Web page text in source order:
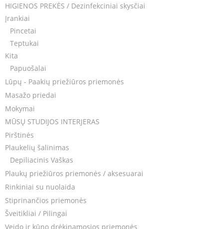
HIGIENOS PREKĖS / Dezinfekciniai skysčiai
Įrankiai
Pincetai
Teptukai
Kita
Papuošalai
Lūpų - Paakių priežiūros priemonės
Masažo priedai
Mokymai
MŪSŲ STUDIJOS INTERJERAS
Pirštinės
Plaukelių šalinimas
Depiliacinis Vaškas
Plaukų priežiūros priemonės / aksesuarai
Rinkiniai su nuolaida
Stiprinančios priemonės
Šveitikliai / Pilingai
Veido ir kūno drėkinamosios priemonės